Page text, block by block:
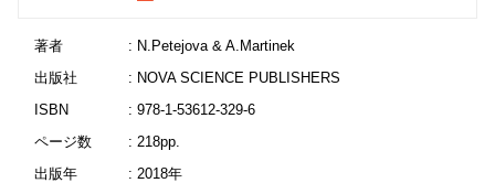
著者
: N.Petejova & A.Martinek
出版社
: NOVA SCIENCE PUBLISHERS
ISBN
: 978-1-53612-329-6
ページ数
: 218pp.
出版年
: 2018年